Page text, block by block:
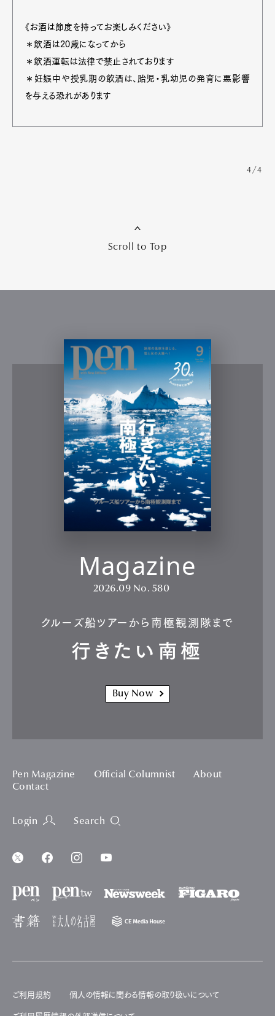
《お酒は節度を持ってお楽しみください》
＊飲酒は20歳になってから
＊飲酒運転は法律で禁止されております
＊妊娠中や授乳期の飲酒は、胎児・乳幼児の発育に悪影響
を与える恐れがあります
4/4
Scroll to Top
Magazine
2026.09 No. 580
クルーズ船ツアーから南極観測隊まで
行きたい南極
Buy Now
Pen Magazine Official Columnist
About
Contact
Login Search
ご利用規約 個人の情報に関わる情報の取り扱いについて